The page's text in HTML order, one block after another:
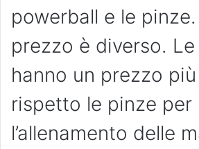
powerball e le
prezzo è diverso.
hanno un prezzo
rispetto le pinze per
l’allenamento delle